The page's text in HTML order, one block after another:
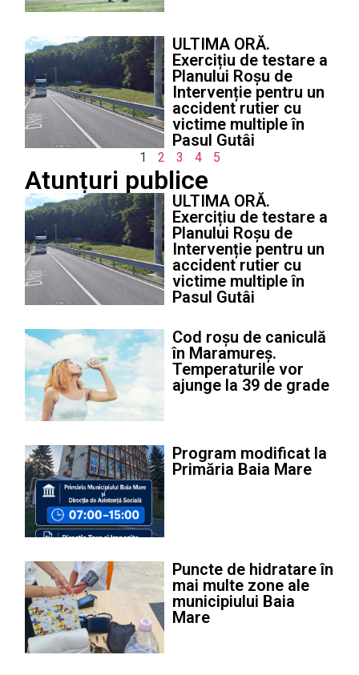
ULTIMA ORĂ.
Exercițiu de testare a
Planului Roșu de
Intervenție pentru un
accident rutier cu
victime multiple în
Pasul Gutâi
1 2 3 4 5
Atunțuri publice
ULTIMA ORĂ.
Exercițiu de testare a
Planului Roșu de
Intervenție pentru un
accident rutier cu
victime multiple în
Pasul Gutâi
Cod roșu de caniculă
în Maramureș.
Temperaturile vor
ajunge la 39 de grade
Program modificat la
Primăria Baia Mare
Puncte de hidratare în
mai multe zone ale
municipiului Baia
Mare